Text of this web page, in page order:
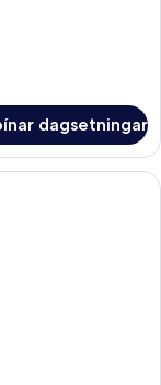
dagsetningar